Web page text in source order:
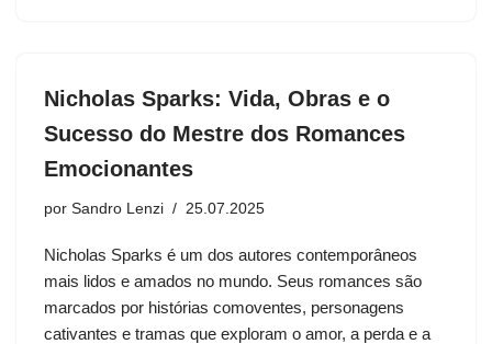
Nicholas Sparks: Vida, Obras e o
Sucesso do Mestre dos Romances
Emocionantes
por Sandro Lenzi 25.07.2025
Nicholas Sparks é um dos autores contemporâneos
mais lidos e amados no mundo. Seus romances são
marcados por histórias comoventes, personagens
cativantes e tramas que exploram o amor, a perda e a